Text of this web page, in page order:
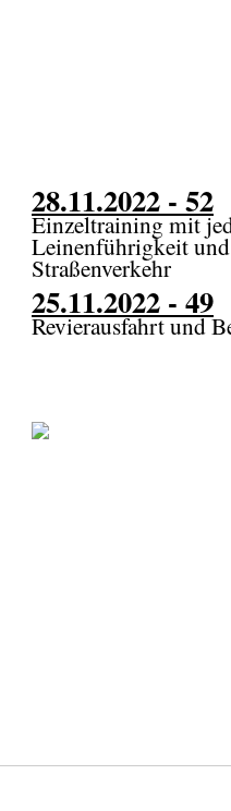
28.11.2022 - 52
Einzeltraining mit
Leinenführigkeit
Straßenverkehr
25.11.2022 - 49
Revierausfahrt und